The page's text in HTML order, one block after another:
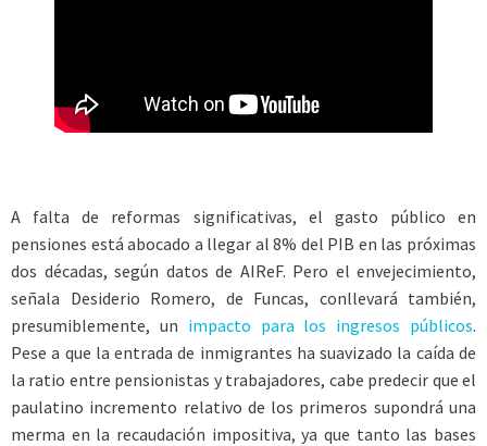
A falta de reformas significativas, el gasto público en
pensiones está abocado a llegar al 8% del PIB en las próximas
dos décadas, según datos de AIReF. Pero el envejecimiento,
señala Desiderio Romero, de Funcas, conllevará también,
presumiblemente, un impacto para los ingresos públicos.
Pese a que la entrada de inmigrantes ha suavizado la caída de
la ratio entre pensionistas y trabajadores, cabe predecir que el
paulatino incremento relativo de los primeros supondrá una
merma en la recaudación impositiva, ya que tanto las bases